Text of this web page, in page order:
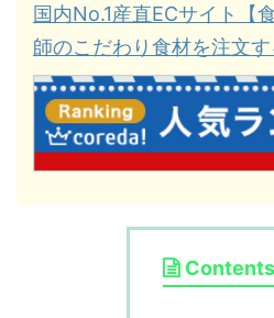
国内No.1産直ECサイト【
師のこだわり食材を注文す
Contents